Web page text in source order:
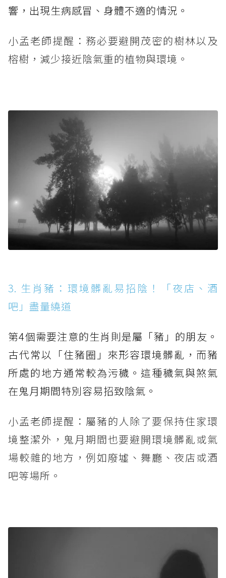
響，出現生病感冒、身體不適的情況。
小孟老師提醒：務必要避開茂密的樹林以及
榕樹，減少接近陰氣重的植物與環境。
3. 生肖豬：環境髒亂易招陰！「夜店、酒
吧」盡量繞道
第4個需要注意的生肖則是屬「豬」的朋友。
古代常以「住豬圈」來形容環境髒亂，而豬
所處的地方通常較為污穢。這種穢氣與煞氣
在鬼月期間特別容易招致陰氣。
小孟老師提醒：屬豬的人除了要保持住家環
境整潔外，鬼月期間也要避開環境髒亂或氣
場較雜的地方，例如廢墟、舞廳、夜店或酒
吧等場所。